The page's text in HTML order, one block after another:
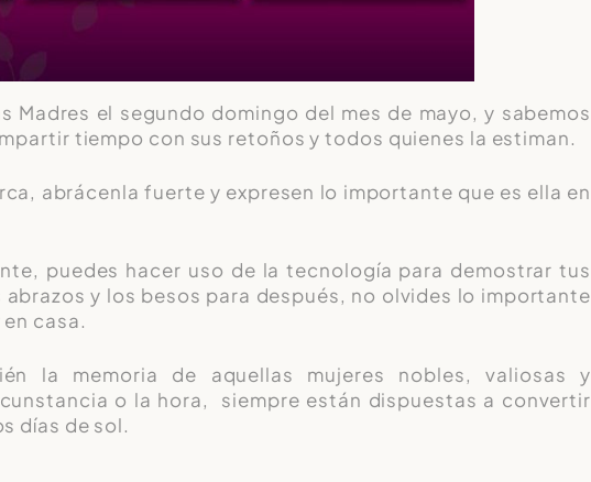
Madres el segundo domingo del mes de mayo, y sabemos
tiempo con sus retoños y todos quienes la estiman.
abrácenla fuerte y expresen lo importante que es ella en
puedes hacer uso de la tecnología para demostrar tus
y los besos para después, no olvides lo importante
casa.
la memoria de aquellas mujeres nobles, valiosas y
o la hora, siempre están dispuestas a convertir
días de sol.